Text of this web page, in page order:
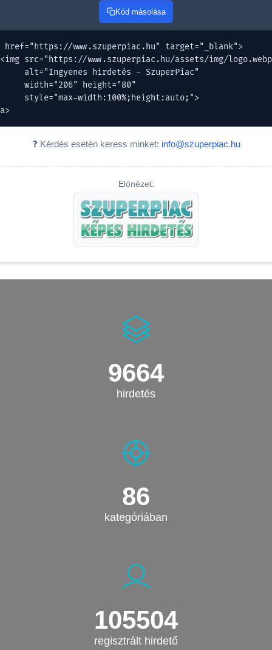
Kód másolása
href="https://www.szuperpiac.hu" target="_blank">
src="https://www.szuperpiac.hu/assets/img/
alt="Ingyenes hirdetés - SzuperPiac"
width="206" height="80"
style="max-width:100%;height:auto;">
❓ Kérdés esetén keress minket: info@szuperpiac.hu
Előnézet:
9664
hirdetés
86
kategóriában
105504
regisztrált hirdető